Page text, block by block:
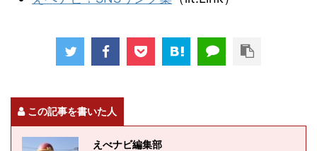
この記事を書いた人
えべナビ編集部